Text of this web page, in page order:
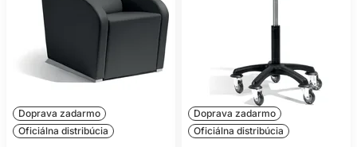
Doprava zadarmo
Oficiálna distribúcia
Doprava zadarmo
Oficiálna distribúcia